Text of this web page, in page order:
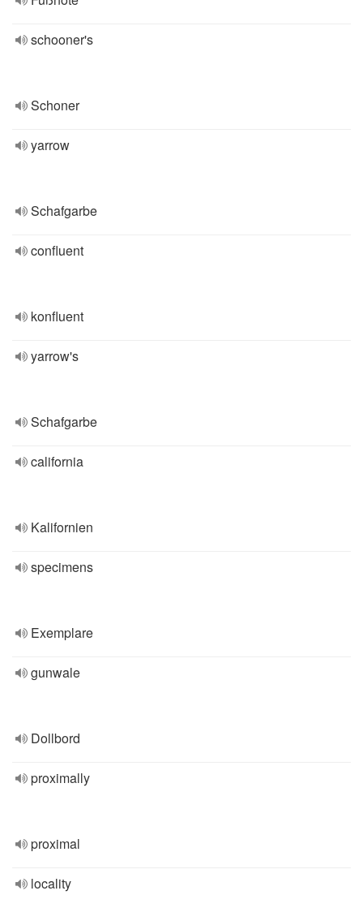
schooner's
Schoner
yarrow
Schafgarbe
confluent
konfluent
yarrow's
Schafgarbe
california
Kalifornien
specimens
Exemplare
gunwale
Dollbord
proximally
proximal
locality